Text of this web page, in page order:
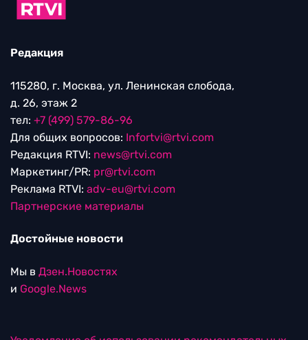
Редакция
115280, г. Москва, ул. Ленинская слобода,
д. 26, этаж 2
тел: +7 (499) 579-86-96
Для общих вопросов: Infortvi@rtvi.com
Редакция RTVI: news@rtvi.com
Маркетинг/PR: pr@rtvi.com
Реклама RTVI: adv-eu@rtvi.com
Партнерские материалы
Достойные новости
Мы в Дзен.Новостях
и Google.News